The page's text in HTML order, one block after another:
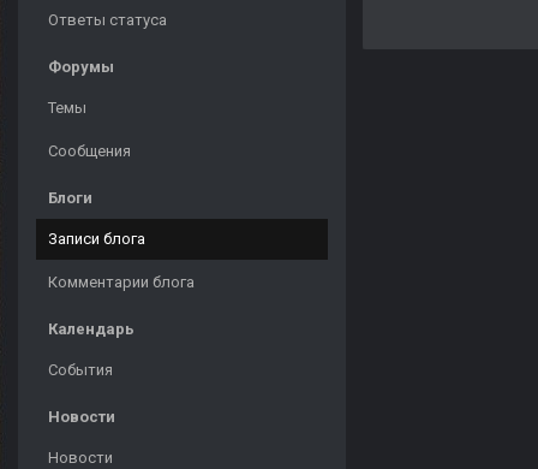
Ответы статуса
Форумы
Темы
Сообщения
Блоги
Записи блога
Комментарии блога
Календарь
События
Новости
Новости